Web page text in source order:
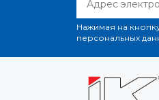
Нажимая на
персональных